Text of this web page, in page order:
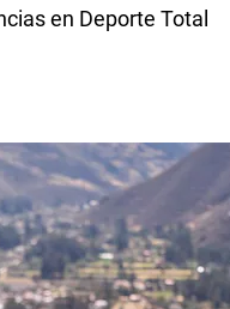
en Deporte Total